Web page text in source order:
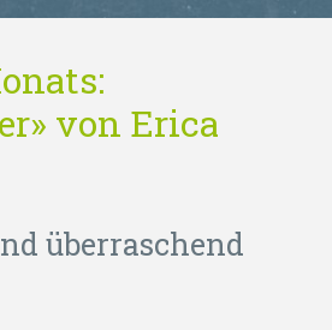
von Erica
überraschend